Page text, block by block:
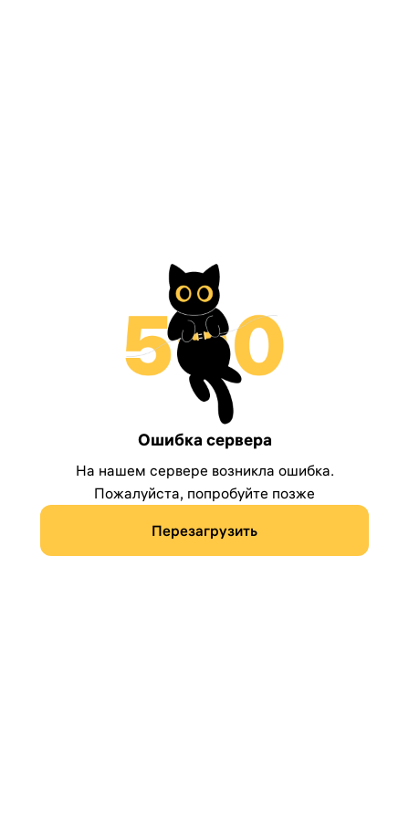
Ошибка сервера
На нашем сервере возникла ошибка.
Пожалуйста, попробуйте позже
Перезагрузить